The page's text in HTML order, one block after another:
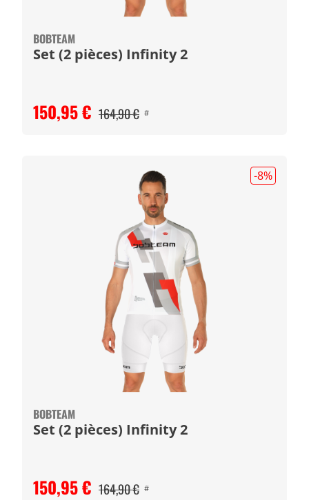
BOBTEAM
Set (2 pièces) Infinity 2
150,95 € 164,90 € #
-8%
BOBTEAM
Set (2 pièces) Infinity 2
150,95 € 164,90 € #